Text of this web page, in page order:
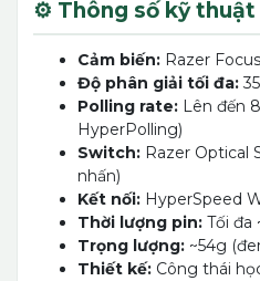
⚙️ Thông số kỹ thuật
Cảm biến: Razer
Độ phân giải tối đa:
Polling rate: Lên đến
HyperPolling)
Switch: Razer Optical
nhấn)
Kết nối: HyperSpeed
Thời lượng pin: Tối đa
Trọng lượng: ~54g
Thiết kế: Công thái